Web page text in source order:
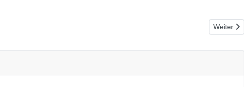
Nächster
Weiter